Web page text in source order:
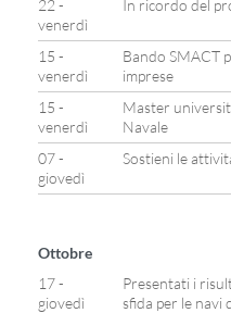
22 -
venerdì
In ricordo del
15 -
venerdì
Bando SMACT
imprese
15 -
venerdì
Master
Navale
07 -
giovedì
Sostieni le
Ottobre
17 -
giovedì
Presentati i
sfida per le navi